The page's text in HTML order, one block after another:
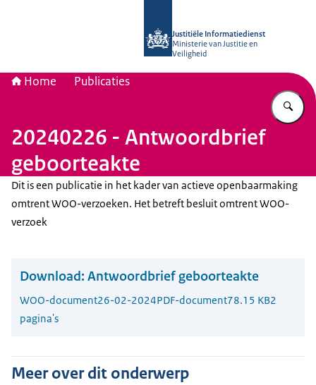
Justitiële Informatiedienst
Ministerie van Justitie en
Veiligheid
Home Publicaties
20240226 - Antwoordbrief
geboorteakte
Dit is een publicatie in het kader van actieve openbaarmaking
omtrent WOO-verzoeken. Het betreft besluit omtrent WOO-
verzoek
Download: Antwoordbrief geboorteakte
WOO-document26-02-2024PDF-document78.15 KB2
pagina's
Meer over dit onderwerp